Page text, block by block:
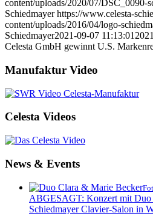
content/uploads/2020/07/DSC_0090-
Schiedmayer https://www.celesta-
content/uploads/2016/04/logo-
Schiedmayer2021-09-07 11:13:01
Celesta GmbH gewinnt U.S.
Manufaktur Video
Celesta Videos
News & Events
ABGESAGT: Konzert mit
Schiedmayer Clavier-Salon in